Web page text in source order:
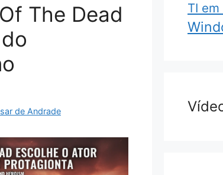
The Dead
de Andrade
TI